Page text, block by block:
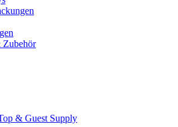
Zubehör
& Guest Supply